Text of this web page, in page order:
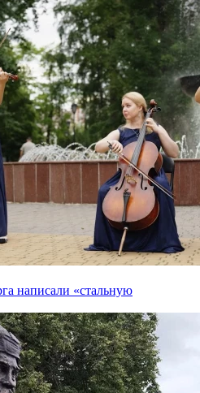
написали «стальную